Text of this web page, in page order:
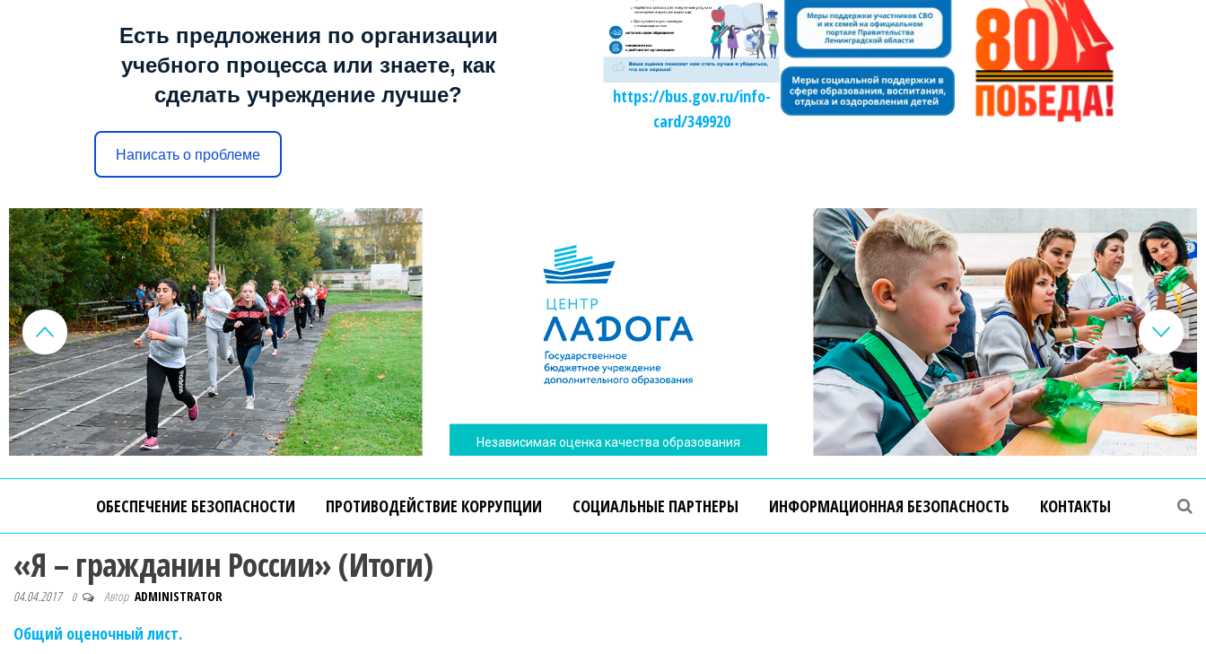
Есть предложения по организации
учебного процесса или знаете, как
сделать учреждение лучше?
Написать о проблеме
https://bus.gov.ru/info-
card/349920
Независимая оценка качества образования
ОБЕСПЕЧЕНИЕ БЕЗОПАСНОСТИ ПРОТИВОДЕЙСТВИЕ КОРРУПЦИИ СОЦИАЛЬНЫЕ ПАРТНЕРЫ ИНФОРМАЦИОННАЯ БЕЗОПАСНОСТЬ КОНТАКТЫ
«Я – гражданин России» (Итоги)
04.04.2017 0 Автор ADMINISTRATOR
Общий оценочный лист.